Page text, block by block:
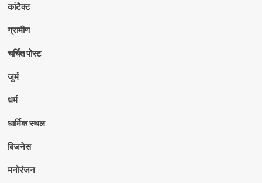
कांटैक्ट
ग्रामीण
चर्चित पोस्ट
जुर्म
धर्म
धार्मिक स्थल
बिजनेस
मनोरंजन